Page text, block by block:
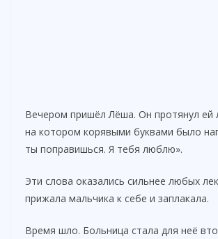
Вечером пришёл Лёша. Он протянул ей
на котором корявыми буквами было
ты поправишься. Я тебя люблю».
Эти слова оказались сильнее любых
прижала мальчика к себе и заплакала.
Время шло. Больница стала для неё